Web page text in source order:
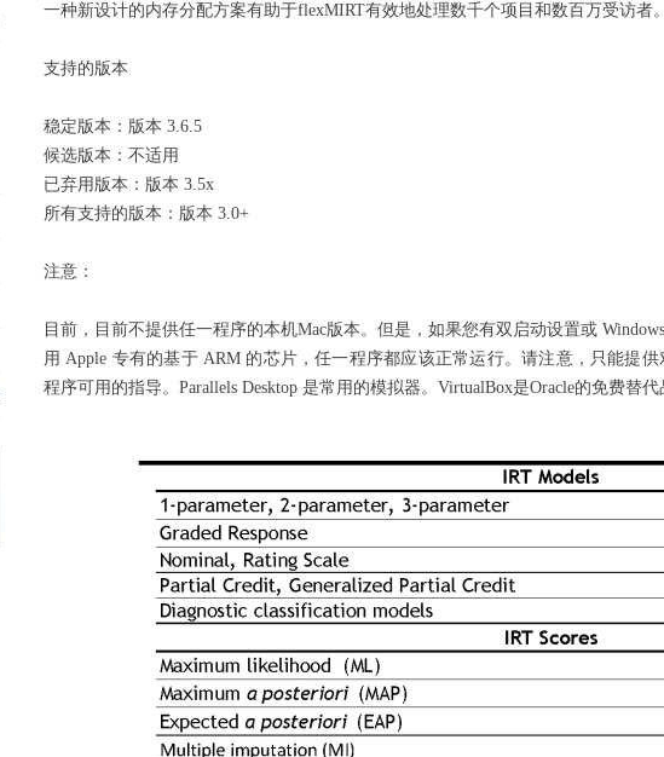
一种新设计的内存分配方案有助于flexMIRT有效地处理数千个项目和数百万受访
支持的版本
稳定版本：版本 3.6.5
候选版本：不适用
已弃用版本：版本 3.5x
所有支持的版本：版本 3.0+
注意：
目前，目前不提供任一程序的本机Mac版本。但是，如果您有双启动设置或
用 Apple 专有的基于 ARM 的芯片，任一程序都应该正常运行。请注意，只能提
程序可用的指导。Parallels Desktop 是常用的模拟器。VirtualBox是Oracle的免费替